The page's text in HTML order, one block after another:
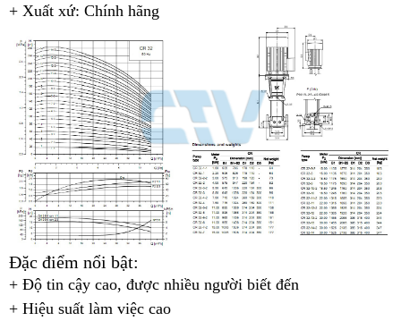
+ Xuất xứ: Chính hãng
Đặc điểm nổi bật:
+ Độ tin cậy cao, được nhiều người biết đến
+ Hiệu suất làm việc cao